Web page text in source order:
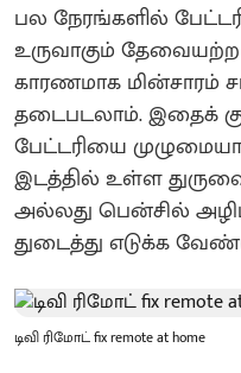
பல நேரங்களில்
உருவாகும் தேவையற்ற
காரணமாக மின்சாரம்
தடைபடலாம். இதைக்
பேட்டரியை
இடத்தில் உள்ள
அல்லது பென்சில்
துடைத்து எடுக்க
டிவி ரிமோட் fix remote at home